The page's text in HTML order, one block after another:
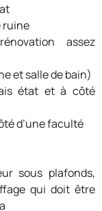
ruine
assez
et salle de bain)
état et à côté
d’une faculté
sous plafonds,
qui doit être